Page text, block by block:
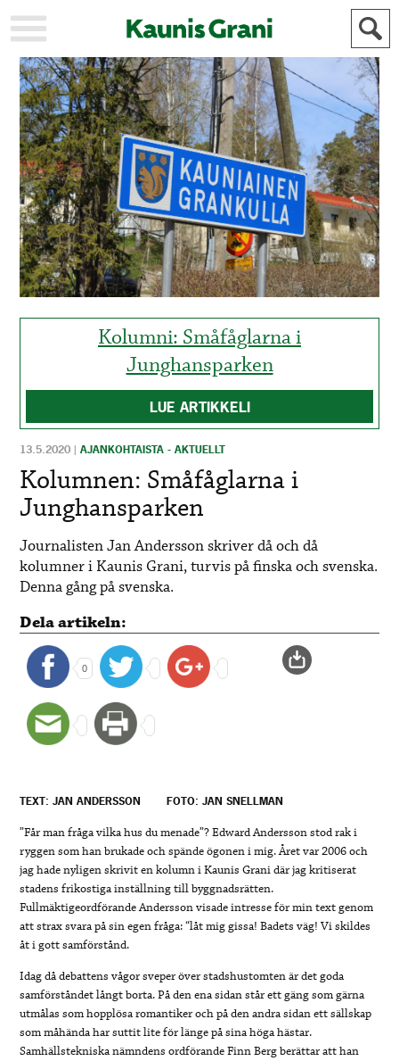
KAUPUNKI
STADEN
AJANKOHTAISTA
AKTUELLT
URHEILU
IDROTT
KULTTUURI
KULTUR
HISTORIA
HISTORIA
YLEINEN
ALLMÄN
MAINOSTAJILLE
FÖR
ANNONSÖRER
Kolumni: Småfåglarna i
Junghansparken
LUE ARTIKKELI
13.5.2020 |AJANKOHTAISTA - AKTUELLT
Kolumnen: Småfåglarna i
Junghansparken
Journalisten Jan Andersson skriver då och då
kolumner i Kaunis Grani, turvis på finska och svenska.
Denna gång på svenska.
Dela artikeln:
0
TEXT: JAN ANDERSSON FOTO: JAN SNELLMAN
”Får man fråga vilka hus du menade”? Edward Andersson stod rak i
ryggen som han brukade och spände ögonen i mig. Året var 2006 och
jag hade nyligen skrivit en kolumn i Kaunis Grani där jag kritiserat
stadens frikostiga inställning till byggnadsrätten.
Fullmäktigeordförande Andersson visade intresse för min text genom
att strax svara på sin egen fråga: “låt mig gissa! Badets väg! Vi skildes
åt i gott samförstånd.
Idag då debattens vågor sveper över stadshustomten är det goda
samförståndet långt borta. På den ena sidan står ett gäng som gärna
utmålas som hopplösa romantiker och på den andra sidan ett sällskap
som måhända har suttit lite för länge på sina höga hästar.
Samhällstekniska nämndens ordförande Finn Berg berättar att han